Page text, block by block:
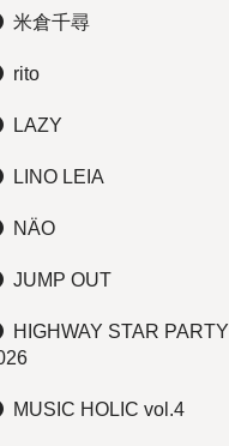
米倉千尋
rito
LAZY
LINO LEIA
NÄO
JUMP OUT
HIGHWAY STAR PARTY
MUSIC HOLIC vol.4